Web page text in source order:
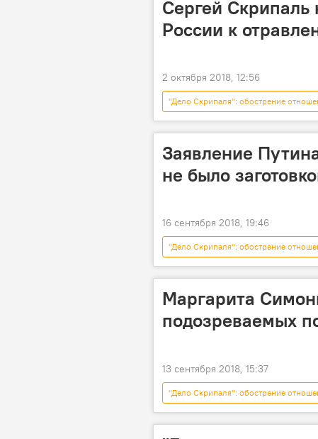
Сергей Скрипаль
России к
2 октября 2018, 12:56
"Дело Скрипаля": обострение
Москва
Скрипаль
Заявление
не было
16 сентября 2018, 19:46
"Дело Скрипаля": обострение
Владимир Путин
Дмитрий
Маргарита
подозреваемых
13 сентября 2018, 15:37
"Дело Скрипаля": обострение
Мультимедиа